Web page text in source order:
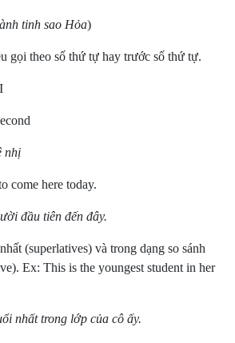
tinh sao Hỏa)
theo số thứ tự hay trước số thứ tự.
nhị
come here today.
đầu tiên đến đây.
(superlatives) và trong dạng so sánh
Ex: This is the youngest student in her
nhất trong lớp của cô ấy.